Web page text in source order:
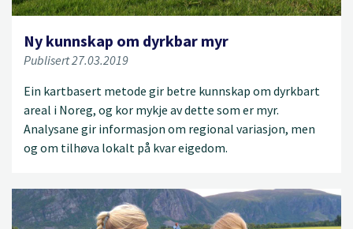
Ny kunnskap om dyrkbar myr
Publisert 27.03.2019
Ein kartbasert metode gir betre kunnskap om dyrkbart
areal i Noreg, og kor mykje av dette som er myr.
Analysane gir informasjon om regional variasjon, men
og om tilhøva lokalt på kvar eigedom.